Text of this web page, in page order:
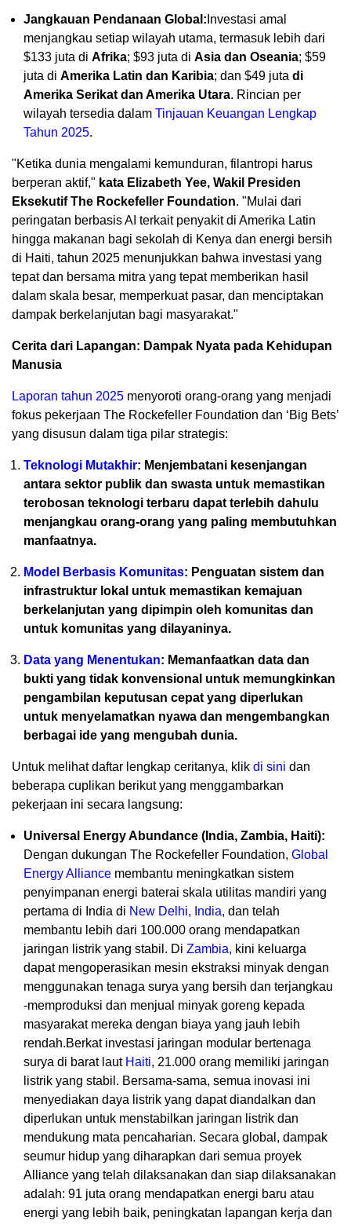
Jangkauan Pendanaan Global: Investasi amal
menjangkau setiap wilayah utama, termasuk lebih dari
$133 juta di Afrika; $93 juta di Asia dan Oseania; $59
juta di Amerika Latin dan Karibia; dan $49 juta di
Amerika Serikat dan Amerika Utara. Rincian per
wilayah tersedia dalam Tinjauan Keuangan Lengkap
Tahun 2025.
"Ketika dunia mengalami kemunduran, filantropi harus
berperan aktif," kata Elizabeth Yee, Wakil Presiden
Eksekutif The Rockefeller Foundation. "Mulai dari
peringatan berbasis AI terkait penyakit di Amerika Latin
hingga makanan bagi sekolah di Kenya dan energi bersih
di Haiti, tahun 2025 menunjukkan bahwa investasi yang
tepat dan bersama mitra yang tepat memberikan hasil
dalam skala besar, memperkuat pasar, dan menciptakan
dampak berkelanjutan bagi masyarakat."
Cerita dari Lapangan: Dampak Nyata pada Kehidupan
Manusia
Laporan tahun 2025 menyoroti orang-orang yang menjadi
fokus pekerjaan The Rockefeller Foundation dan ‘Big Bets’
yang disusun dalam tiga pilar strategis:
Teknologi Mutakhir: Menjembatani kesenjangan
antara sektor publik dan swasta untuk memastikan
terobosan teknologi terbaru dapat terlebih dahulu
menjangkau orang-orang yang paling membutuhkan
manfaatnya.
Model Berbasis Komunitas: Penguatan sistem dan
infrastruktur lokal untuk memastikan kemajuan
berkelanjutan yang dipimpin oleh komunitas dan
untuk komunitas yang dilayaninya.
Data yang Menentukan: Memanfaatkan data dan
bukti yang tidak konvensional untuk memungkinkan
pengambilan keputusan cepat yang diperlukan
untuk menyelamatkan nyawa dan mengembangkan
berbagai ide yang mengubah dunia.
Untuk melihat daftar lengkap ceritanya, klik di sini dan
beberapa cuplikan berikut yang menggambarkan
pekerjaan ini secara langsung:
Universal Energy Abundance (India, Zambia, Haiti):
Dengan dukungan The Rockefeller Foundation, Global
Energy Alliance membantu meningkatkan sistem
penyimpanan energi baterai skala utilitas mandiri yang
pertama di India di New Delhi, India, dan telah
membantu lebih dari 100.000 orang mendapatkan
jaringan listrik yang stabil. Di Zambia, kini keluarga
dapat mengoperasikan mesin ekstraksi minyak dengan
menggunakan tenaga surya yang bersih dan terjangkau
-memproduksi dan menjual minyak goreng kepada
masyarakat mereka dengan biaya yang jauh lebih
rendah.Berkat investasi jaringan modular bertenaga
surya di barat laut Haiti, 21.000 orang memiliki jaringan
listrik yang stabil. Bersama-sama, semua inovasi ini
menyediakan daya listrik yang dapat diandalkan dan
diperlukan untuk menstabilkan jaringan listrik dan
mendukung mata pencaharian. Secara global, dampak
seumur hidup yang diharapkan dari semua proyek
Alliance yang telah dilaksanakan dan siap dilaksanakan
adalah: 91 juta orang mendapatkan energi baru atau
energi yang lebih baik, peningkatan lapangan kerja dan